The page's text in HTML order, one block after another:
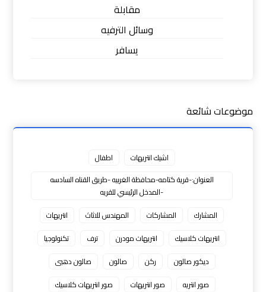
مقابلة
وسائل الترفيه
يسافر
موضوعات شائعة
اشيك انتريهات
اطفال
العنوان:-قرية كتامه-محافظة الغربيه -طريق القناه السادسه
-المدخل الرئيسي للقريه
المشارك
المشاركات المهندس للاثاث
انتريهات
انتريهات كلاسيك
انتريهات مودرن ترف
تكنولوجيا
ديكور صالون
ركن صالون
صالون دهبى
صور انتريه
صور انتريهات
صور انتريهات كلاسيك